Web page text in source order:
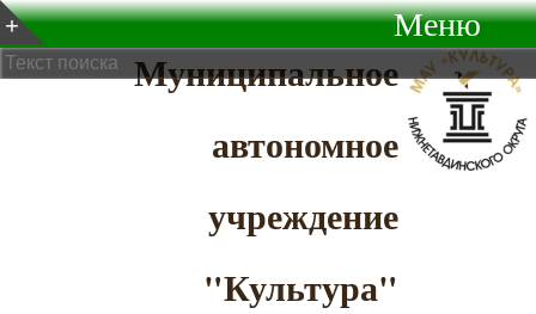
Муниципальное
автономное
учреждение
"Культура"
Меню